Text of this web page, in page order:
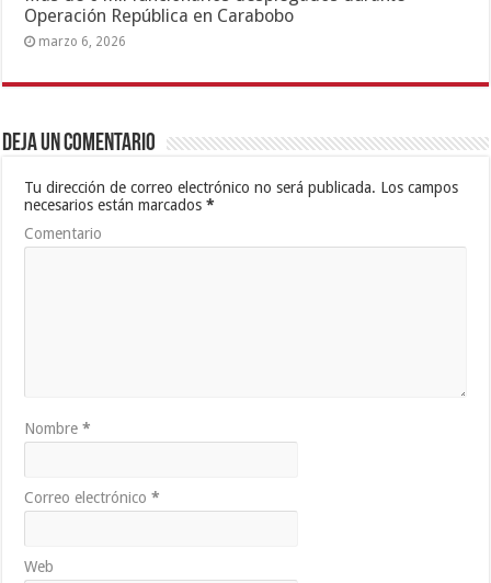
Operación República en Carabobo
marzo 6, 2026
Deja un comentario
Tu dirección de correo electrónico no será publicada. Los campos
necesarios están marcados*
Comentario
Nombre*
Correo electrónico*
Web